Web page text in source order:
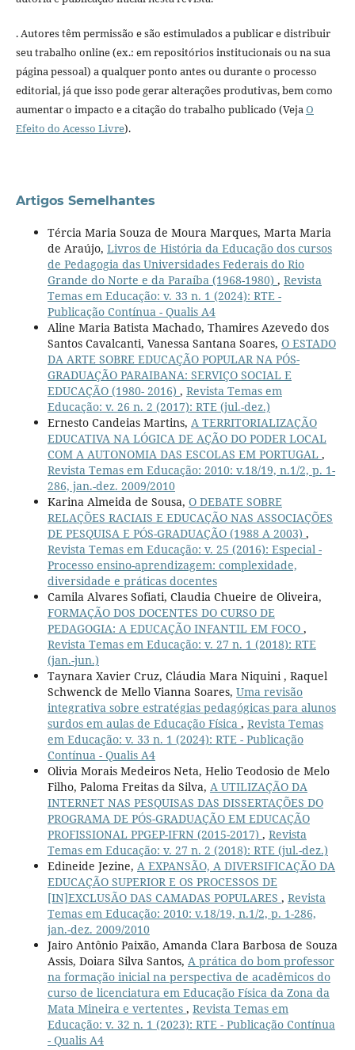
. Autores têm permissão e são estimulados a publicar e distribuir
seu trabalho online (ex.: em repositórios institucionais ou na sua
página pessoal) a qualquer ponto antes ou durante o processo
editorial, já que isso pode gerar alterações produtivas, bem como
aumentar o impacto e a citação do trabalho publicado (VejaO
Efeito do Acesso Livre).
Artigos Semelhantes
Tércia Maria Souza de Moura Marques, Marta Maria
de Araújo, Livros de História da Educação dos cursos
de Pedagogia das Universidades Federais do Rio
Grande do Norte e da Paraíba (1968-1980) , Revista
Temas em Educação: v. 33 n. 1 (2024): RTE -
Publicação Contínua - Qualis A4
Aline Maria Batista Machado, Thamires Azevedo dos
Santos Cavalcanti, Vanessa Santana Soares, O ESTADO
DA ARTE SOBRE EDUCAÇÃO POPULAR NA PÓS-
GRADUAÇÃO PARAIBANA: SERVIÇO SOCIAL E
EDUCAÇÃO (1980- 2016) , Revista Temas em
Educação: v. 26 n. 2 (2017): RTE (jul.-dez.)
Ernesto Candeias Martins, A TERRITORIALIZAÇÃO
EDUCATIVA NA LÓGICA DE AÇÃO DO PODER LOCAL
COM A AUTONOMIA DAS ESCOLAS EM PORTUGAL ,
Revista Temas em Educação: 2010: v.18/19, n.1/2, p. 1-
286, jan.-dez. 2009/2010
Karina Almeida de Sousa, O DEBATE SOBRE
RELAÇÕES RACIAIS E EDUCAÇÃO NAS ASSOCIAÇÕES
DE PESQUISA E PÓS-GRADUAÇÃO (1988 A 2003) ,
Revista Temas em Educação: v. 25 (2016): Especial -
Processo ensino-aprendizagem: complexidade,
diversidade e práticas docentes
Camila Alvares Sofiati, Claudia Chueire de Oliveira,
FORMAÇÃO DOS DOCENTES DO CURSO DE
PEDAGOGIA: A EDUCAÇÃO INFANTIL EM FOCO ,
Revista Temas em Educação: v. 27 n. 1 (2018): RTE
(jan.-jun.)
Taynara Xavier Cruz, Cláudia Mara Niquini , Raquel
Schwenck de Mello Vianna Soares, Uma revisão
integrativa sobre estratégias pedagógicas para alunos
surdos em aulas de Educação Física , Revista Temas
em Educação: v. 33 n. 1 (2024): RTE - Publicação
Contínua - Qualis A4
Olivia Morais Medeiros Neta, Helio Teodosio de Melo
Filho, Paloma Freitas da Silva, A UTILIZAÇÃO DA
INTERNET NAS PESQUISAS DAS DISSERTAÇÕES DO
PROGRAMA DE PÓS-GRADUAÇÃO EM EDUCAÇÃO
PROFISSIONAL PPGEP-IFRN (2015-2017) , Revista
Temas em Educação: v. 27 n. 2 (2018): RTE (jul.-dez.)
Edineide Jezine, A EXPANSÃO, A DIVERSIFICAÇÃO DA
EDUCAÇÃO SUPERIOR E OS PROCESSOS DE
[IN]EXCLUSÃO DAS CAMADAS POPULARES , Revista
Temas em Educação: 2010: v.18/19, n.1/2, p. 1-286,
jan.-dez. 2009/2010
Jairo Antônio Paixão, Amanda Clara Barbosa de Souza
Assis, Doiara Silva Santos, A prática do bom professor
na formação inicial na perspectiva de acadêmicos do
curso de licenciatura em Educação Física da Zona da
Mata Mineira e vertentes , Revista Temas em
Educação: v. 32 n. 1 (2023): RTE - Publicação Contínua
- Qualis A4